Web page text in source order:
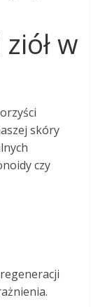
w
skóry
czy